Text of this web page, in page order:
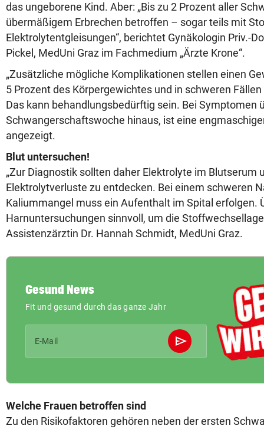
das ungeborene Kind. Aber: „Bis zu 2 Prozent aller
übermäßigem Erbrechen betroffen – sogar teils mit
Elektrolytentgleisungen“, berichtet Gynäkologin Priv.-
Pickel, MedUni Graz im Fachmedium „Ärzte Krone“.
„Zusätzliche mögliche Komplikationen stellen einen
5 Prozent des Körpergewichtes und in schweren Fällen
Das kann behandlungsbedürftig sein. Bei Symptomen
Schwangerschaftswoche hinaus, ist eine
angezeigt.
Blut untersuchen!
„Zur Diagnostik sollten daher Elektrolyte im Blutserum
Elektrolytverluste zu entdecken. Bei einem schweren
Kaliummangel muss ein Aufenthalt im Spital erfolgen.
Harnuntersuchungen sinnvoll, um die
Assistenzärztin Dr. Hannah Schmidt, MedUni Graz.
Gesund News
Fit und gesund durch das ganze Jahr
E-Mail send
Abschicken
Welche Frauen betroffen sind
Zu den Risikofaktoren gehören neben der ersten